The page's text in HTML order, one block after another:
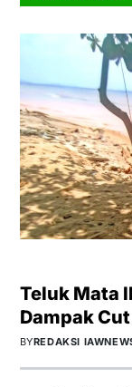
Teluk Mata
Dampak
BYREDAKSI